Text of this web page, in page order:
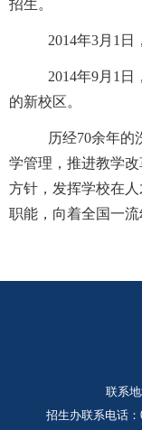
招生。
2014年3月 1 日
2014年9月 1 日
的新校区。
历经70余年的
学管理，推进教学
方针，发挥学校在
职能，向着全国一流
联系
招生办联系电话